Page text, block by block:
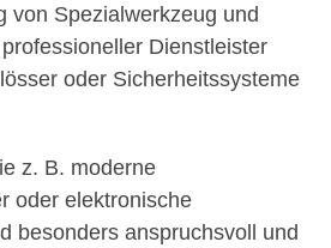
von Spezialwerkzeug und
Dienstleister
oder Sicherheitssysteme
z. B. moderne
oder elektronische
besonders anspruchsvoll und